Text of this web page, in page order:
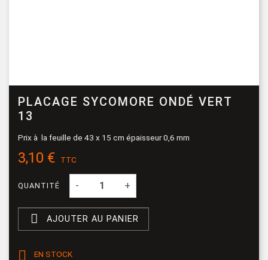
PLACAGE SYCOMORE ONDÉ VERT
13
Prix à la feuille de 43 x 15 cm épaisseur 0,6 mm
3,10 € TTC
QUANTITÉ - +
 AJOUTER AU PANIER
 EN STOCK